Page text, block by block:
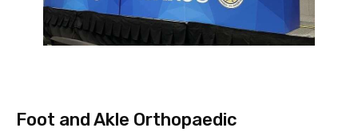
Foot and Akle Orthopaedic